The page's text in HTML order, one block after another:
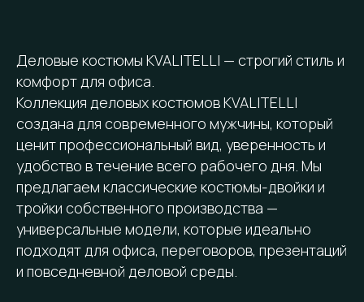
Деловые костюмы KVALITELLI — строгий стиль и
комфорт для офиса.
Коллекция деловых костюмов KVALITELLI
создана для современного мужчины, который
ценит профессиональный вид, уверенность и
удобство в течение всего рабочего дня. Мы
предлагаем классические костюмы-двойки и
тройки собственного производства —
универсальные модели, которые идеально
подходят для офиса, переговоров, презентаций
и повседневной деловой среды.